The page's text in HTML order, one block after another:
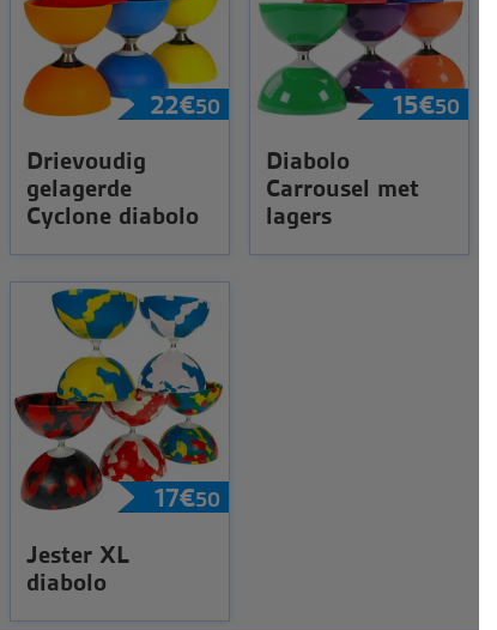
22€50
Drievoudig
gelagerde
Cyclone diabolo
15€50
Diabolo
Carrousel met
lagers
17€50
Jester XL
diabolo